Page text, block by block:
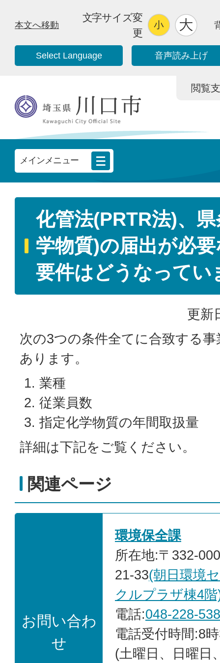
本文へ移動
文字サイズ変
更
Select Language 音声読み上げ
閲覧
メインメニュー
化管法(PRTR法)、
学物質)の届出が必
要件はどうなってい
更新
次の3つの条件全てに合致する
あります。
業種
従業員数
指定化学物質の年間取扱量
詳細は下記をご覧ください。
関連ページ
お問い合わ
せ
環境保全課
所在地:〒332-
21-33(朝日環境
クルプラザ棟4
電話:048-228-
電話受付時間:8
(土曜日、日曜日